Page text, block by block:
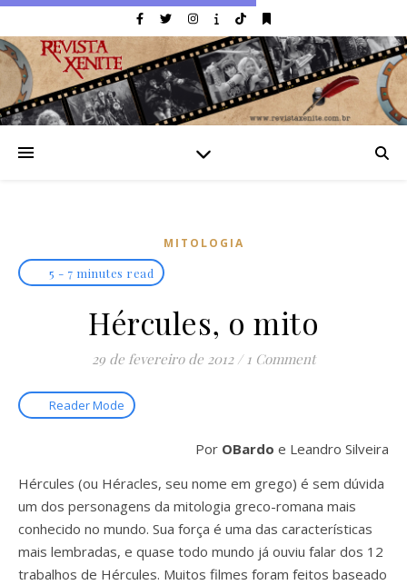
MITOLOGIA
5 - 7 minutes read
Hércules, o mito
29 de fevereiro de 2012 / 1 Comment
Reader Mode
Por OBardo e Leandro Silveira
Hércules (ou Héracles, seu nome em grego) é sem dúvida
um dos personagens da mitologia greco-romana mais
conhecido no mundo. Sua força é uma das características
mais lembradas, e quase todo mundo já ouviu falar dos 12
trabalhos de Hércules. Muitos filmes foram feitos baseado